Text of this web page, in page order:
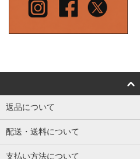
返品について
配送・送料について
支払い方法について